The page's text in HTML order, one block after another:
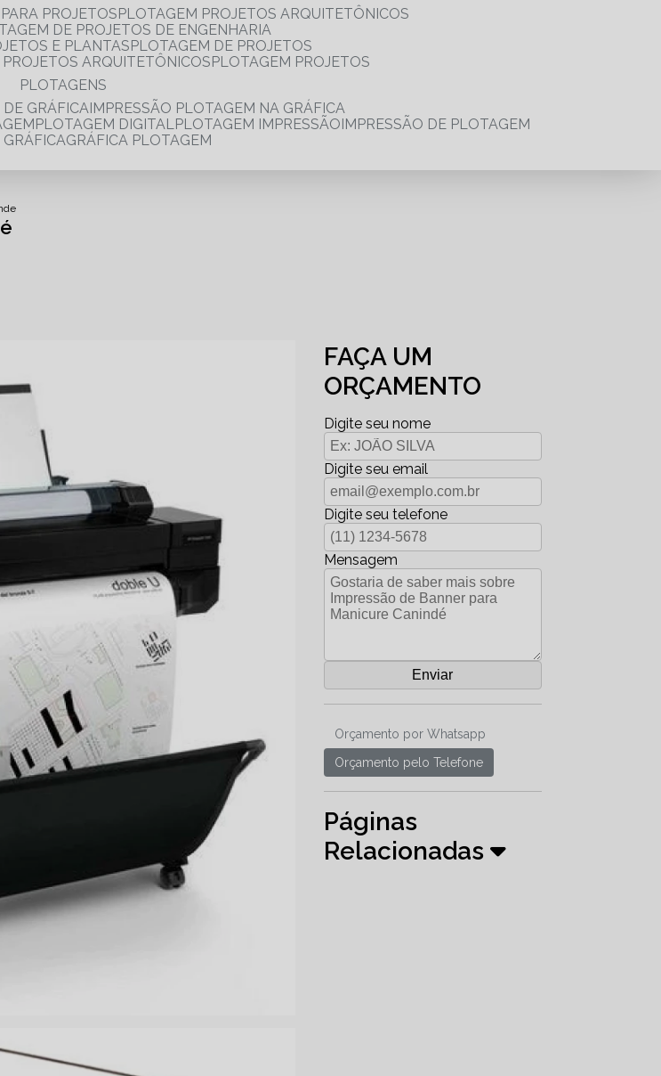
PARA PROJETOS
PLOTAGEM PROJETOS ARQUITETÔNICOS
DE PROJETOS DE ENGENHARIA
E PLANTAS
PLOTAGEM DE PROJETOS
PROJETOS ARQUITETÔNICOS
PLOTAGEM PROJETOS
PLOTAGENS
DE GRÁFICA IMPRESSÃO PLOTAGEM NA GRÁFICA
PLOTAGEM DIGITAL PLOTAGEM IMPRESSÃO IMPRESSÃO DE PLOTAGEM
GRÁFICA GRÁFICA PLOTAGEM
FAÇA UM
ORÇAMENTO
Digite seu nome
Digite seu email
Digite seu telefone
Mensagem
Orçamento por Whatsapp
Orçamento pelo Telefone
Páginas
Relacionadas